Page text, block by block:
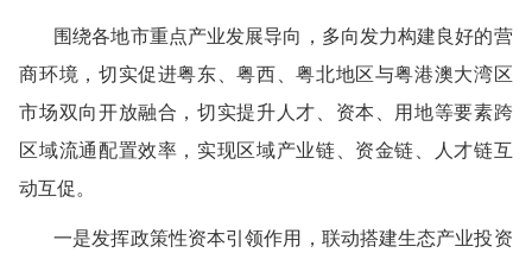
围绕各地市重点产业发展导向，多向发力构建良好的营
商环境，切实促进粤东、粤西、粤北地区与粤港澳大湾区
市场双向开放融合，切实提升人才、资本、用地等要素跨
区域流通配置效率，实现区域产业链、资金链、人才链互
动互促。
一是发挥政策性资本引领作用，联动搭建生态产业投资